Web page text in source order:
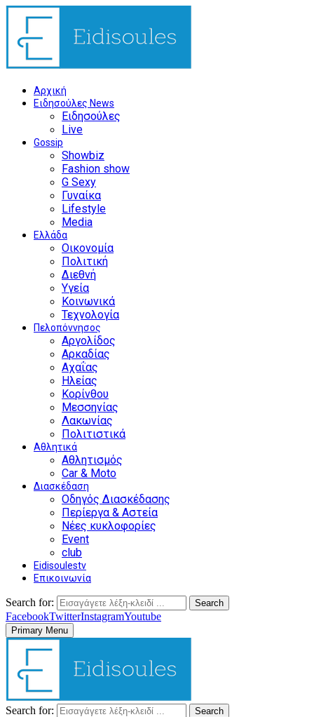
Αρχική
Ειδησούλες News
Ειδησούλες
Live
Gossip
Showbiz
Fashion show
G Sexy
Γυναίκα
Lifestyle
Media
Ελλάδα
Οικονομία
Πολιτική
Διεθνή
Υγεία
Κοινωνικά
Τεχνολογία
Πελοπόννησος
Αργολίδος
Αρκαδίας
Αχαΐας
Ηλείας
Κορίνθου
Μεσσηνίας
Λακωνίας
Πολιτιστικά
Αθλητικά
Αθλητισμός
Car & Moto
Διασκέδαση
Οδηγός Διασκέδασης
Περίεργα & Αστεία
Νέες κυκλοφορίες
Event
club
Eidisoulestv
Επικοινωνία
Search for: Search
FacebookTwitterInstagramYoutube
Primary Menu
Search for: Search